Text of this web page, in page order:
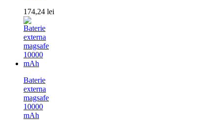
174,24 lei
Baterie
externa
magsafe
10000
mAh